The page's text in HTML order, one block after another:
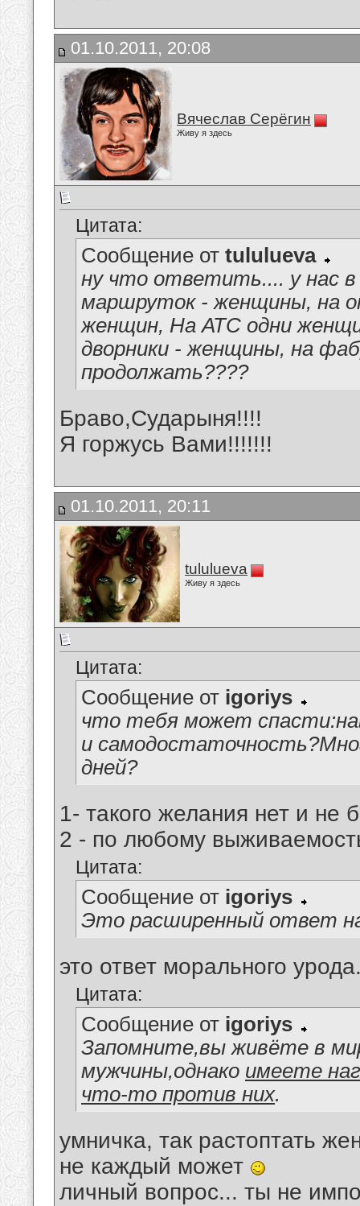
01.10.2011, 20:08
Вячеслав Серёгин
Живу я здесь
Цитата:
Сообщение от tululueva
ну что ответить.... у нас
маршруток - женщины, на
женщин, На АТС одни
дворники - женщины, на
продолжать????
Браво,Сударыня!!!!
Я горжусь Вами!!!!!!!
01.10.2011, 20:11
tululueva
Живу я здесь
Цитата:
Сообщение от igoriys
что тебя может
и
дней?
1- такого желания нет и не
2 - по любому
Цитата:
Сообщение от igoriys
Это расширенный ответ
это ответ морального
Цитата:
Сообщение от igoriys
Запомните,вы живёте в
мужчины,однако имеете
что-то против них.
умничка, так растоптать
не каждый может
личный вопрос... ты не